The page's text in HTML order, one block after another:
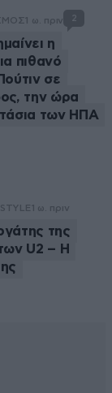
1 ω. πριν 2
η
πιθανό
σε
την ώρα
των ΗΠΑ
1 ω. πριν
της
U2 – Η